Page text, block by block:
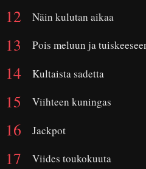
Näin kulutan aikaa
Pois meluun ja
Kultaista sadetta
Viihteen kuningas
Jackpot
Viides toukokuuta